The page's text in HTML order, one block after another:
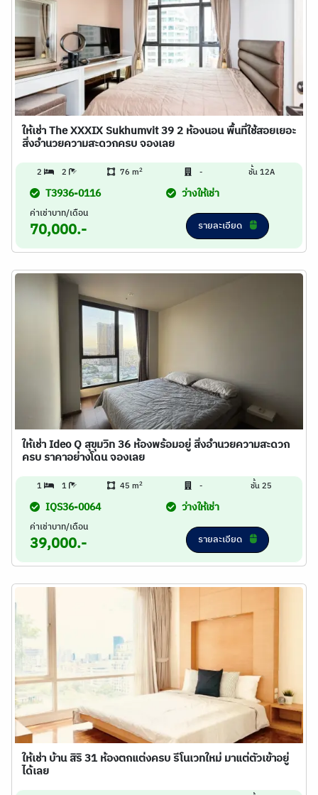
ให้เช่า The XXXIX Sukhumvit 39 2 ห้องนอน พื้นที่ใช้สอยเยอะ
สิ่งอำนวยความสะดวกครบ จองเลย
2 2 76 m2 - ชั้น 12A
T3936-0116 ว่างให้เช่า
ค่าเช่าบาท/เดือน
70,000.- รายละเอียด
ให้เช่า Ideo Q สุขุมวิท 36 ห้องพร้อมอยู่ สิ่งอำนวยความสะดวก
ครบ ราคาอย่างโดน จองเลย
1 1 45 m2 - ชั้น 25
IQS36-0064 ว่างให้เช่า
ค่าเช่าบาท/เดือน
39,000.- รายละเอียด
ให้เช่า บ้าน สิริ 31 ห้องตกแต่งครบ รีโนเวทใหม่ มาแต่ตัวเข้าอยู่
ได้เลย